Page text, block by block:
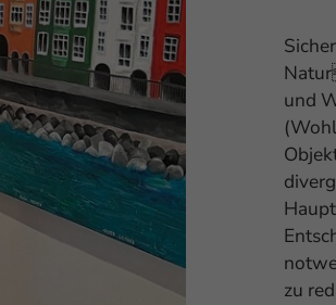
und
zu